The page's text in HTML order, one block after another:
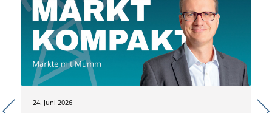
24. Juni 2026